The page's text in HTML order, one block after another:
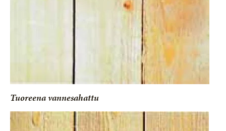
Tuoreena vannesahattu